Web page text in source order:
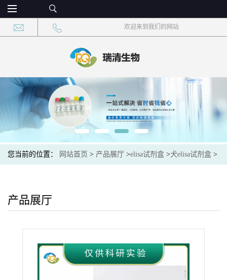
欢迎来到我们的网站
您当前的位置： 网站首页 > 产品展厅 >elisa试剂盒 >犬elisa试剂盒 >
产品展厅